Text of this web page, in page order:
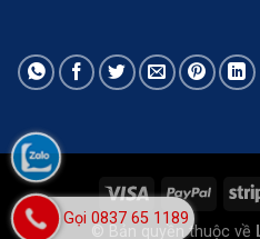
Gọi 0837 65 1189
© Bản quyền thuộc về